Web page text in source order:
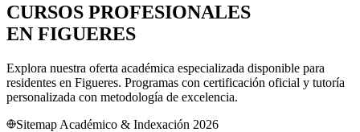
CURSOS PROFESIONALES
EN FIGUERES
Explora nuestra oferta académica especializada disponible para
residentes en Figueres. Programas con certificación oficial y tutoría
personalizada con metodología de excelencia.
Sitemap Académico & Indexación 2026